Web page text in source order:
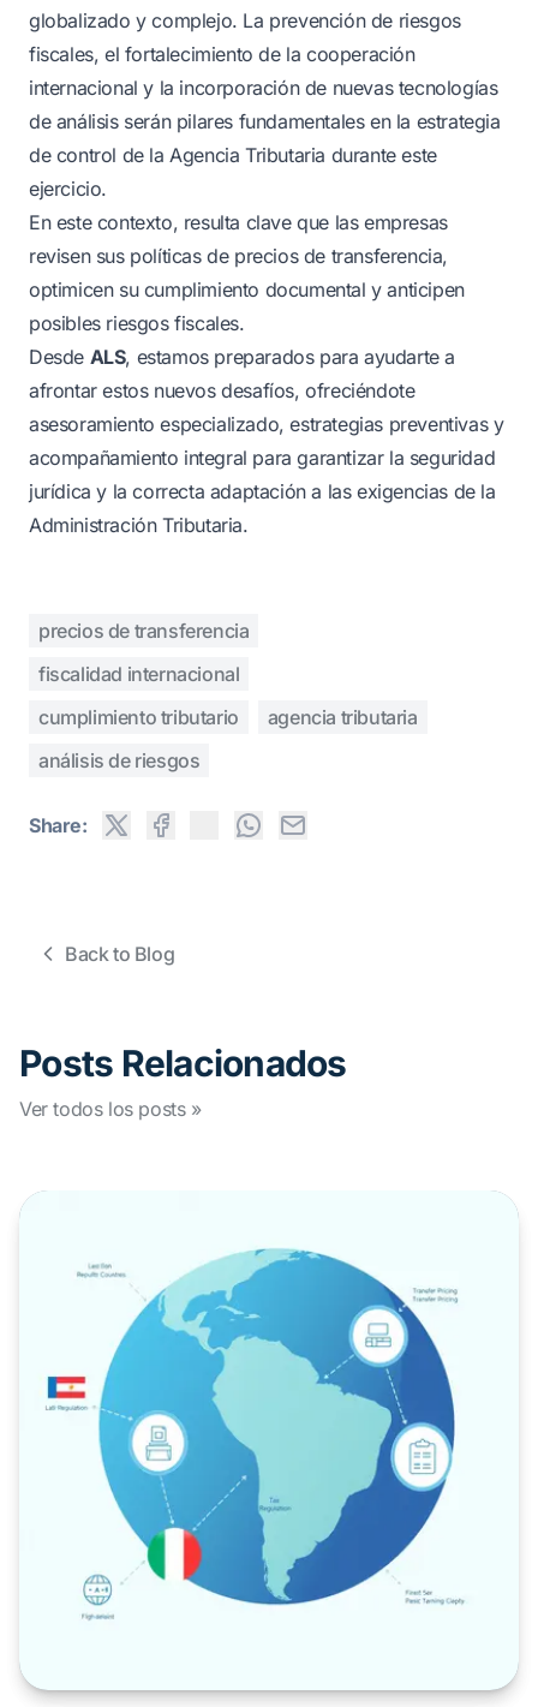
globalizado y complejo. La prevención de riesgos
fiscales, el fortalecimiento de la cooperación
internacional y la incorporación de nuevas tecnologías
de análisis serán pilares fundamentales en la estrategia
de control de la Agencia Tributaria durante este
ejercicio.
En este contexto, resulta clave que las empresas
revisen sus políticas de precios de transferencia,
optimicen su cumplimiento documental y anticipen
posibles riesgos fiscales.
Desde ALS, estamos preparados para ayudarte a
afrontar estos nuevos desafíos, ofreciéndote
asesoramiento especializado, estrategias preventivas y
acompañamiento integral para garantizar la seguridad
jurídica y la correcta adaptación a las exigencias de la
Administración Tributaria.
precios de transferencia
fiscalidad internacional
cumplimiento tributario
agencia tributaria
análisis de riesgos
Share:
Back to Blog
Posts Relacionados
Ver todos los posts »